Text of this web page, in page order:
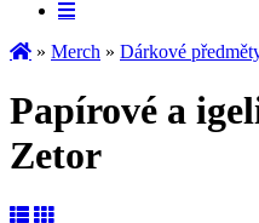
» Merch » Dárkové
Papírové a
Zetor